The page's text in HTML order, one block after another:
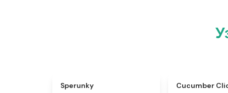
Sperunky Cucumber